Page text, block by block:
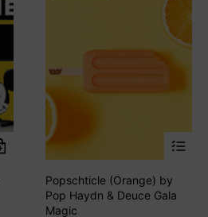
Popschticle (Orange) by
Pop Haydn & Deuce Gala
Magic